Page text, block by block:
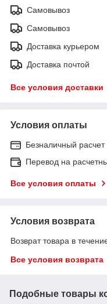
Самовывоз
Самовывоз
Доставка курьером
Доставка почтой
Все условия доставки
Условия оплаты
Безналичный расчет
Перевод на
Все условия оплаты
Условия возврата
Возврат товара в
Все условия возврата
Подобные товары